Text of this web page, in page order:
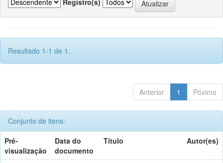
Registro(s)
Resultado 1-1 de 1.
Anterior 1 Póximo
Conjunto de itens:
Pré-
visualização
Data do
documento
Título Autor(es)